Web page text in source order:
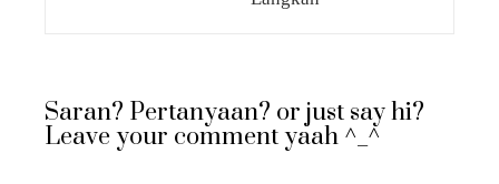
Saran? Pertanyaan? or just say hi?
Leave your comment yaah ^_^